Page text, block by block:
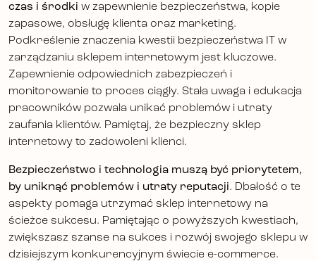
czas i środki w zapewnienie bezpieczeństwa, kopie
zapasowe, obsługę klienta oraz marketing.
Podkreślenie znaczenia kwestii bezpieczeństwa IT w
zarządzaniu sklepem internetowym jest kluczowe.
Zapewnienie odpowiednich zabezpieczeń i
monitorowanie to proces ciągły. Stała uwaga i edukacja
pracowników pozwala unikać problemów i utraty
zaufania klientów. Pamiętaj, że bezpieczny sklep
internetowy to zadowoleni klienci.
Bezpieczeństwo i technologia muszą być priorytetem,
by uniknąć problemów i utraty reputacji. Dbałość o te
aspekty pomaga utrzymać sklep internetowy na
ścieżce sukcesu. Pamiętając o powyższych kwestiach,
zwiększasz szanse na sukces i rozwój swojego sklepu w
dzisiejszym konkurencyjnym świecie e-commerce.